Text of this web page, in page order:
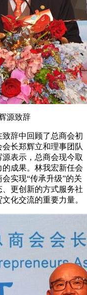
源致辞
辞中回顾了总商会初
长郑辉立和理事团队
表示，总商会现今取
成果。林我宏新任会
实现“传承升级”的关
更创新的方式服务社
化交流的重要力量。